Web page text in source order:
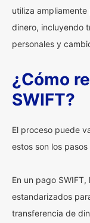
utiliza
dinero, incluyendo
personales y
¿Cómo
SWIFT?
El proceso puede
estos son los pasos
En un pago
estandarizados
transferencia de